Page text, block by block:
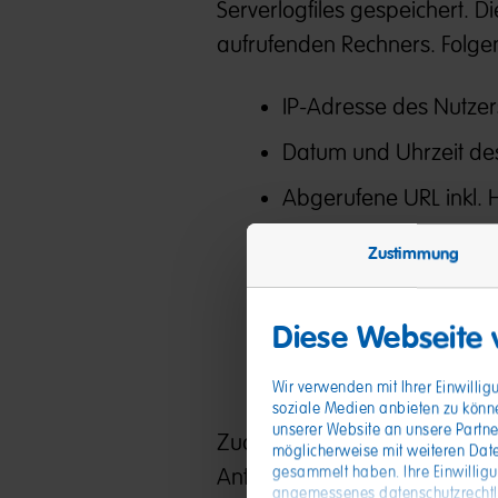
Zustimmung
Diese
Wir verwenden mit Ihrer
soziale Medien anbieten zu
unserer Website an unsere
möglicherweise mit weiteren
gesammelt haben. Ihre
angemessenes
Serverlogfiles gespeichert.
aufrufenden Rechners.
IP-Adresse des
Datum und Uhrzeit
Abgerufene URL inkl.
Byte-Größe der
HTTP-Referrer
Verwendeter
Verwendetes
Zudem setzen wir zur
Anti-Bot-Lösung Friendly